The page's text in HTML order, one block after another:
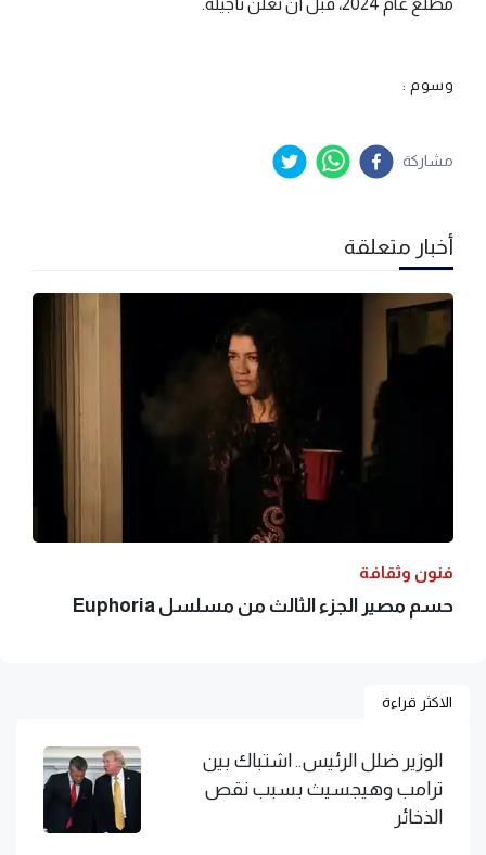
مطلع عام 2024، قبل أن تعلن تأجيله.
وسوم :
مشاركة
أخبار متعلقة
فنون وثقافة
حسم مصير الجزء الثالث من مسلسل Euphoria
الاكثر قراءة
الوزير ضلل الرئيس.. اشتباك بين
ترامب وهيجسيث بسبب نقص
الذخائر